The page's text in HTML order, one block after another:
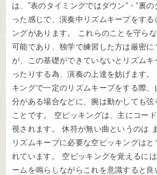
は、”表のタイミングではダウン”・”裏
った感じで、演奏中リズムキープをする
ングがあります。 これらのことを守ら
可能であり、独学で練習した方は厳密
が、この基礎ができていないとリズム
ったりする為、演奏の上達を妨げます
キングで一定のリズムキープをする際
分がある場合などに、腕は動かしても
ことです。 空ピッキングは、主にコー
視されます。 休符が無い曲というのは
リズムキープに必要な空ピッキングは
れています。 空ピッキングを覚えるに
ームを鳴らしながらこれを意識すると良